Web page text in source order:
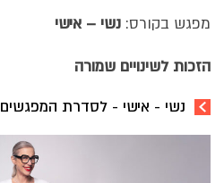
מפגש בקורס: נשי – אישי
הזכות לשינויים שמורה
נשי - אישי - לסדרת המפגשים